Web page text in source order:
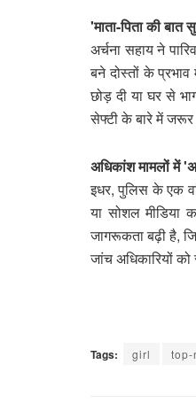
'माता-पिता की
अर्चना सहाय ने
बने दोस्तों के
छोड़ दी या घर से
सेफ्टी के बारे में जरूर
अधिकांश मामलों में
इधर, पुलिस के एक
या सोशल मीडिया
जागरूकता बढ़ी है,
जांच अधिकारियों
Tags: girl top-